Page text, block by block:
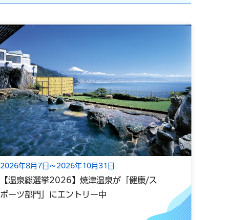
2026年8月7日～2026年10月31日
【温泉総選挙2026】焼津温泉が「健康/ス
ポーツ部門」にエントリー中